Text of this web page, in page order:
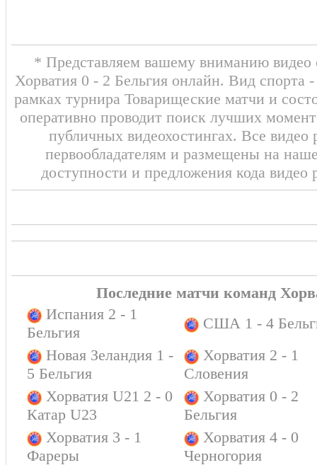
Понграчич , Марко
Пасалич , Никола
Моро , Никола
Влашич , Кристиян
Якич , Андрей
Крамарич
* Представляем вашему вниманию видео
Хорватия 0 - 2 Бельгия онлайн. Вид
рамках турнира Товарищеские матчи и
оперативно проводит поиск лучших
публичных видеохостингах. Все видео
первообладателям и размещены на
доступности и предложения кода видео
Последние матчи команд
Испания 2 - 1
Бельгия
США 1 - 4
Новая Зеландия 1 -
5 Бельгия
Хорватия 2 - 1
Словения
Хорватия U21 2 - 0
Катар U23
Хорватия 0 - 2
Бельгия
Хорватия 3 - 1
Фареры
Хорватия 4 - 0
Черногория